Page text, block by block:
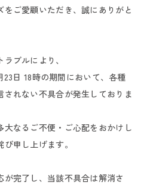
ご愛顧いただき、誠にありがと
ブルにより、
23日 18時の期間において、各種
されない不具合が発生しておりま
大なるご不便・ご心配をおかけし
申し上げます。
完了し、当該不具合は解消さ